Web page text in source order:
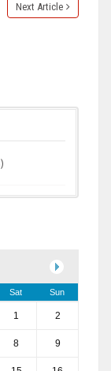
Next Article
Sat Sun
1 2
8 9